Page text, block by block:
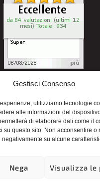
Gestisci Consenso
utilizziamo tecnologie
alle informazioni del
di elaborare dati come il
su questo sito. Non acconsentire o
su alcune
Nega Visualizza le
Credits